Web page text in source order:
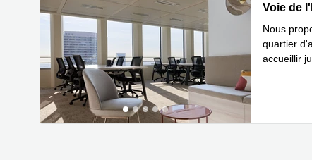
6 voie de
Voie de
Nous
quartier
accueillir